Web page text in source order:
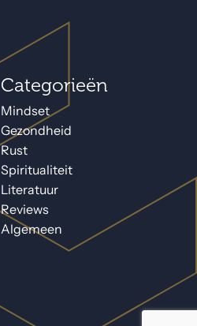
Categorieën
Mindset
Gezondheid
Rust
Spiritualiteit
Literatuur
Reviews
Algemeen